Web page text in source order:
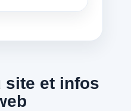
site et infos